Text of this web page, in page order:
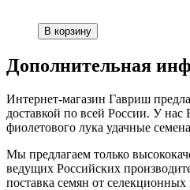
Дополнительная
Интернет-магазин Гавриш
доставкой по всей России. У
фиолетового лука удачные
Мы предлагаем только
ведущих Российских
поставка семян от